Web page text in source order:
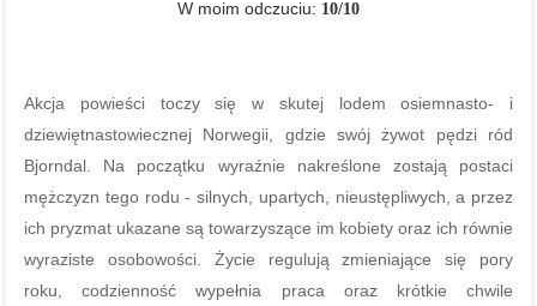
W moim odczuciu: 10/10
Akcja powieści toczy się w skutej lodem osiemnasto- i
dziewiętnastowiecznej Norwegii, gdzie swój żywot pędzi ród
Bjorndal. Na początku wyraźnie nakreślone zostają postaci
mężczyzn tego rodu - silnych, upartych, nieustępliwych, a przez
ich pryzmat ukazane są towarzyszące im kobiety oraz ich równie
wyraziste osobowości. Życie regulują zmieniające się pory
roku, codzienność wypełnia praca oraz krótkie chwile